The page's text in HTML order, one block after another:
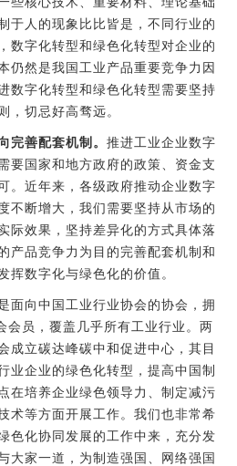
于人的现象比比皆是，不同行业的
数字化转型和绿色化转型对企业的
仍然是我国工业产品重要竞争力因
数字化转型和绿色化转型需要坚持
，切忌好高骛远。
完善配套机制。 推进工业企业数字
要国家和地方政府的政策、资金支
。近年来，各级政府推动企业数字
不断增大，我们需要坚持从市场的
际效果，坚持差异化的方式具体落
产品竞争力为目的完善配套机制和
挥数字化与绿色化的价值。
面向中国工业行业协会的协会，拥
会员，覆盖几乎所有工业行业。两
成立碳达峰碳中和促进中心，其目
业企业的绿色化转型，提高中国制
在培养企业绿色领导力、制定减污
术等方面开展工作。我们也非常希
色化协同发展的工作中来，充分发
大家一道，为制造强国、网络强国